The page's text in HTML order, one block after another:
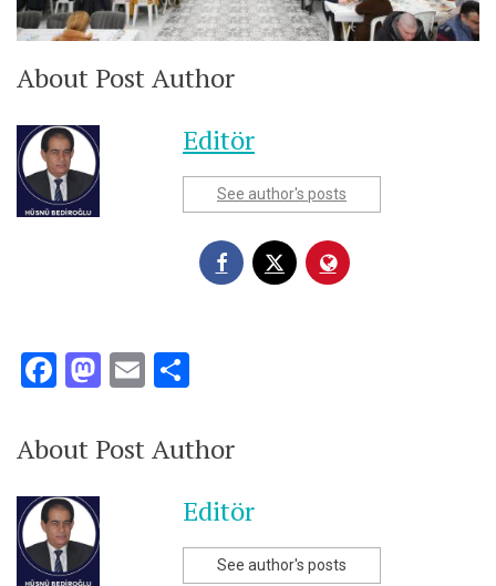
About Post Author
Editör
See author's posts
Facebook
Mastodon
Email
About Post Author
Editör
See author's posts